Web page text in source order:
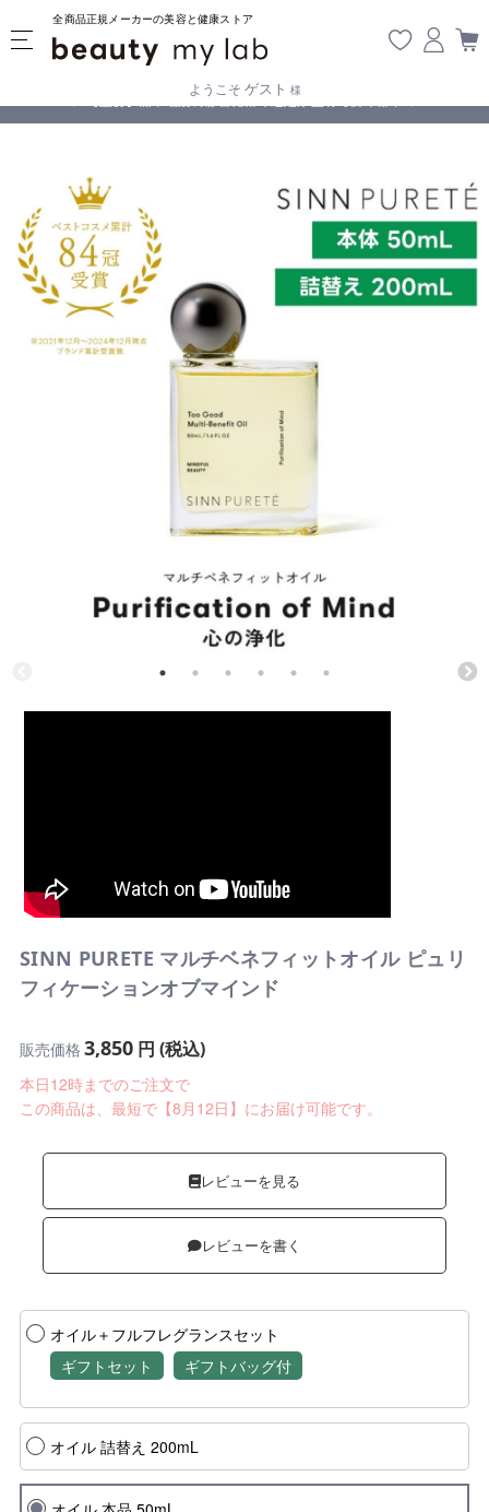
全商品正規メーカーの美容と健康ストア
ようこそ ゲスト 様
【重要】熊本地震の影響により遅延が生じております
SINN PURETE マルチベネフィットオイル ピュリ
フィケーションオブマインド
販売価格 3,850円 (税込)
本日12時までのご注文で
この商品は、最短で【8月12日】にお届け可能です。
レビューを見る
レビューを書く
オイル＋フルフレグランスセット
ギフトセット
ギフトバッグ付
オイル 詰替え 200mL